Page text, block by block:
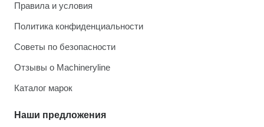
Правила и условия
Политика конфиденциальности
Советы по безопасности
Отзывы о Machineryline
Каталог марок
Наши предложения